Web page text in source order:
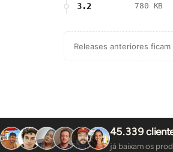
3.2 780 KB
Releases anteriores
45.339
já baixam os